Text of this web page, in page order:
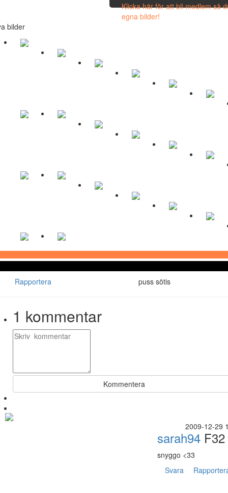
Klicka här för att bli medlem så
egna bilder!
bilder
Rapportera puss sötis
1 kommentar
Kommentera
2009-12-29
sarah94 F32
snyggo <33
Svara